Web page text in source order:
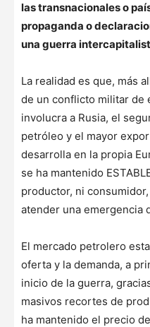
las transnacionales o
propaganda o
una guerra
La realidad es que, más
de un conflicto militar de
involucra a Rusia, el
petróleo y el mayor
desarrolla en la propia
se ha mantenido
productor, ni
atender una emergencia
El mercado petrolero
oferta y la demanda, a
inicio de la guerra,
masivos recortes de
ha mantenido el precio